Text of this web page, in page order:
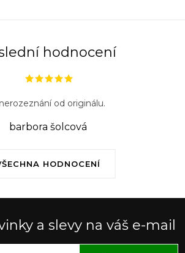
hodnocení
HODNOCENÍ
od originálu.
barbora šolcová
a slevy na váš e-mail